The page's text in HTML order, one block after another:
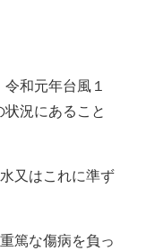
和元年台風１
況にあること
又はこれに準ず
篤な傷病を負っ